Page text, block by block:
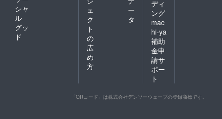
シャ
ル
グッ
ド
ェ
ク
ト
の
広
め
方
ー
タ
ディ
ング
mac
hi-ya
補助
金申
請サ
ポー
ト
「QRコード」は株式会社デンソーウェーブの登録商標です。